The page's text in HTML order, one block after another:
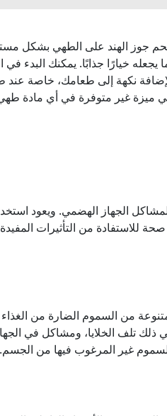
جوز الهند على الطهي بشكل
خيارًا جذابًا. يمكنك البدء
نكهة إلى طعامك، خاصة عند
ميزة غير متوفرة في أي مادة
الجهاز الهضمي. ويعود
صحة للاستفادة من التأثيرات
من السموم الضارة من الغذاء
في ذلك تلف الخلايا، ومشاكل في
غير المرغوب فيها من الجسم.